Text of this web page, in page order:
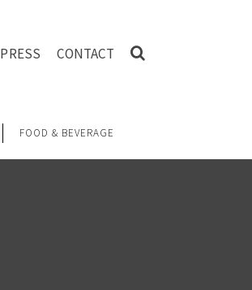
PRESS CONTACT
FOOD & BEVERAGE